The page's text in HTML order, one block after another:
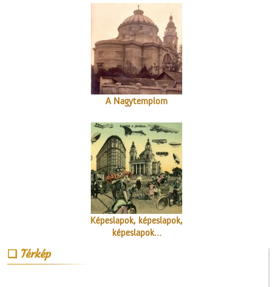
A Nagytemplom
Képeslapok, képeslapok,
képeslapok…
Térkép